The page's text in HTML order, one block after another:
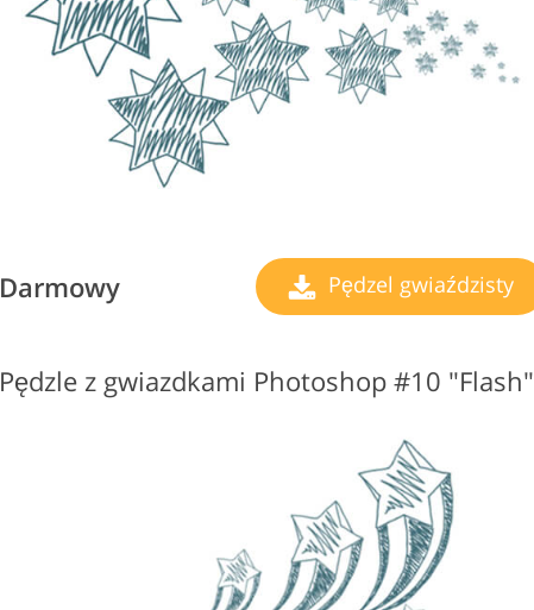
Darmowy Pędzel gwiaździsty
Pędzle z gwiazdkami Photoshop #10 "Flash"